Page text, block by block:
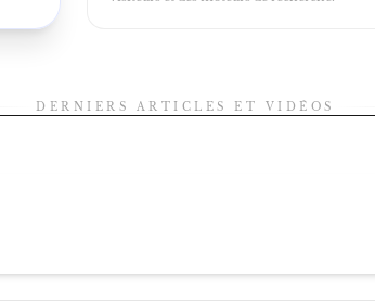
DERNIERS ARTICLES ET VIDÉOS